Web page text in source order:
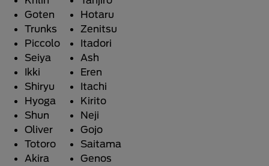
Goten
Trunks
Piccolo
Seiya
Ikki
Shiryu
Hyoga
Shun
Oliver
Totoro
Akira
Hotaru
Zenitsu
Itadori
Ash
Eren
Itachi
Kirito
Neji
Gojo
Saitama
Genos